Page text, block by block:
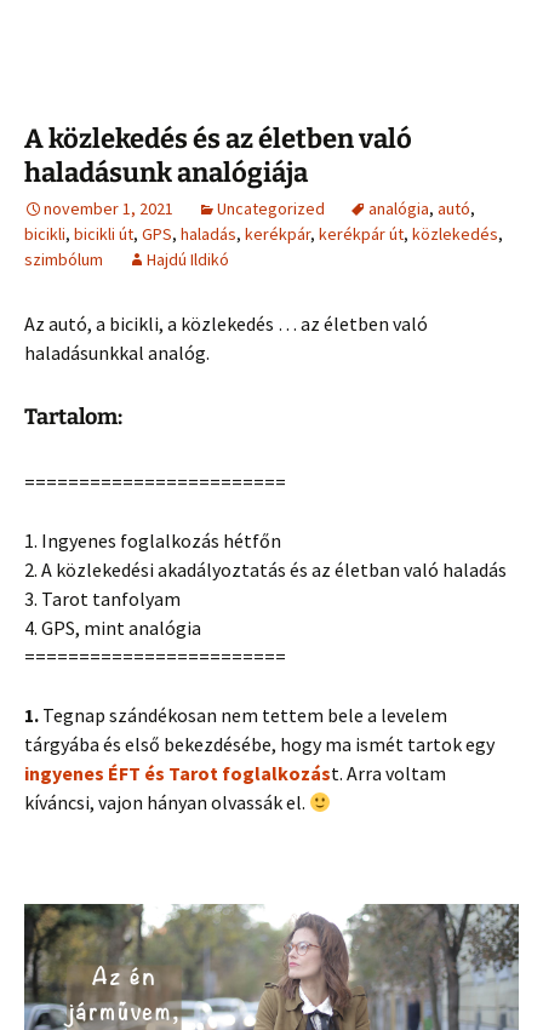
A közlekedés és az életben való
haladásunk analógiája
november 1, 2021 Uncategorized analógia, autó,
bicikli, bicikli út, GPS, haladás, kerékpár, kerékpár út, közlekedés,
szimbólum
Hajdú Ildikó
Az autó, a bicikli, a közlekedés … az életben való
haladásunkkal analóg.
Tartalom:
========================
1. Ingyenes foglalkozás hétfőn
2. A közlekedési akadályoztatás és az életban való haladás
3. Tarot tanfolyam
4. GPS, mint analógia
========================
1. Tegnap szándékosan nem tettem bele a levelem
tárgyába és első bekezdésébe, hogy ma ismét tartok egy
ingyenes ÉFT és Tarot foglalkozást. Arra voltam
kíváncsi, vajon hányan olvassák el.